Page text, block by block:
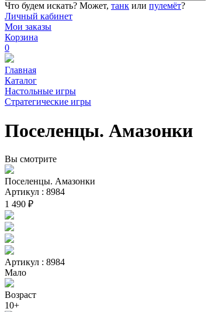
Что будем искать? Может, танк или пулемёт?
Личный кабинет
Мои заказы
Корзина
0
Главная
Каталог
Настольные игры
Стратегические игры
Поселенцы. Амазонки
Вы смотрите
Поселенцы. Амазонки
Артикул : 8984
1 490 ₽
Артикул : 8984
Мало
Возраст
10+